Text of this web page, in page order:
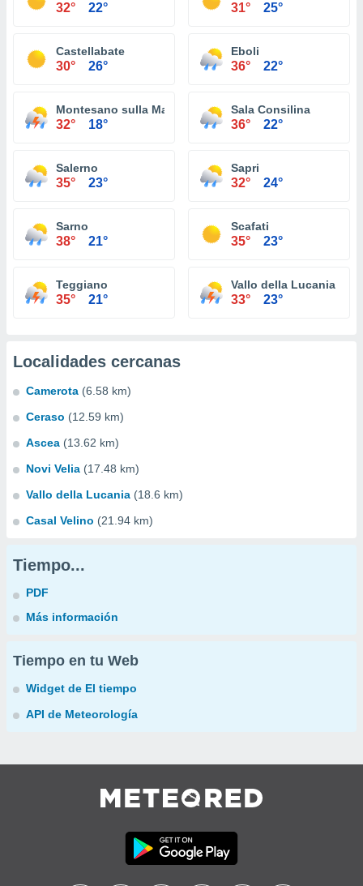
32° 22° 31° 25°
Castellabate
30° 26°
Eboli
36° 22°
Montesano sulla Marcellana
32° 18°
Sala Consilina
36° 22°
Salerno
35° 23°
Sapri
32° 24°
Sarno
38° 21°
Scafati
35° 23°
Teggiano
35° 21°
Vallo della Lucania
33° 23°
Localidades cercanas
Camerota (6.58 km)
Ceraso (12.59 km)
Ascea (13.62 km)
Novi Velia (17.48 km)
Vallo della Lucania (18.6 km)
Casal Velino (21.94 km)
Tiempo...
PDF
Más información
Tiempo en tu Web
Widget de El tiempo
API de Meteorología